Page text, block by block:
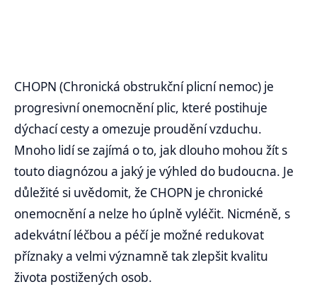
CHOPN (Chronická obstrukční plicní nemoc) je
progresivní onemocnění plic, které postihuje
dýchací cesty a omezuje proudění vzduchu.
Mnoho lidí se zajímá o to, jak dlouho mohou žít s
touto diagnózou a jaký je výhled do budoucna. Je
důležité si uvědomit, že CHOPN je chronické
onemocnění a nelze ho úplně vyléčit. Nicméně, s
adekvátní léčbou a péčí je možné redukovat
příznaky a velmi významně tak zlepšit kvalitu
života postižených osob.